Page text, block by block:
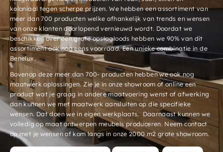
koloniaal tegen scherpe prijzen. We hebben een assortiment van
meer dan 700 producten welke afhankelijk van trends en wensen
van onze klanten doorlopend vernieuwd wordt. Doordat we
beschikken over een grote opslagloods hebben we 90% van dit
assortiment ook nog eens voorraad. Een unieke combinatie in de
Benelux.
Bovenop deze meer dan 700- producten hebben we ook nog
maatwerk oplossingen. Zie je in onze showroom of online een
product wat je graag in andere maatvoering wenst of afwerking
dan kunnen we met maatwerk aansluiten op die specifieke
wensen. Dat doen we in eigen werkplaats. Daarnaast kunnen we
volledig op maat ontwerpen meubels produceren. Neem contact
op met je wensen of kom langs in onze 2000 m2 grote showroom.